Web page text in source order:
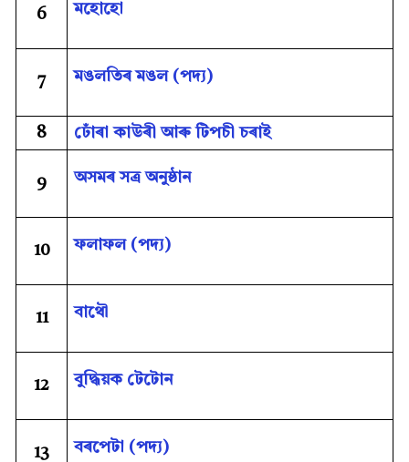
6 মহোহো
7 মঙলতিৰ মঙল (পদ্য)
8 ঢোঁৰা কাউৰী আৰু টিপচী চৰাই
9 অসমৰ সত্ৰ অনুষ্ঠান
10 ফলাফল (পদ্য)
11 বাথৌ
12 বুদ্ধিয়ক টেটোন
13 বৰপেটা (পদ্য)